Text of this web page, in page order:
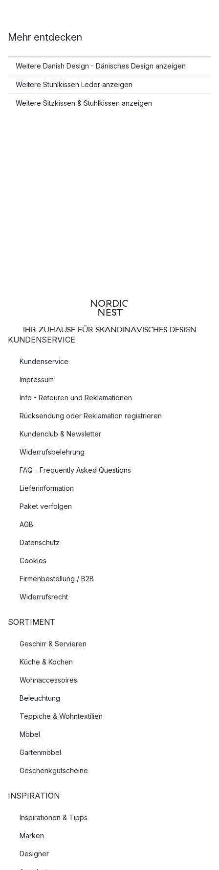
Mehr entdecken
Weitere Danish Design - Dänisches Design anzeigen
Weitere Stuhlkissen Leder anzeigen
Weitere Sitzkissen & Stuhlkissen anzeigen
IHR ZUHAUSE FÜR SKANDINAVISCHES DESIGN
KUNDENSERVICE
Kundenservice
Impressum
Info - Retouren und Reklamationen
Rücksendung oder Reklamation registrieren
Kundenclub & Newsletter
Widerrufsbelehrung
FAQ - Frequently Asked Questions
Lieferinformation
Paket verfolgen
AGB
Datenschutz
Cookies
Firmenbestellung / B2B
Widerrufsrecht
SORTIMENT
Geschirr & Servieren
Küche & Kochen
Wohnaccessoires
Beleuchtung
Teppiche & Wohntextilien
Möbel
Gartenmöbel
Geschenkgutscheine
INSPIRATION
Inspirationen & Tipps
Marken
Designer